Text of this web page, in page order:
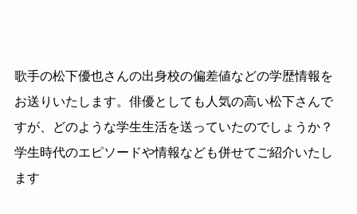
歌手の松下優也さんの出身校の偏差値などの学歴情報を
お送りいたします。俳優としても人気の高い松下さんで
すが、どのような学生生活を送っていたのでしょうか？
学生時代のエピソードや情報なども併せてご紹介いたし
ます